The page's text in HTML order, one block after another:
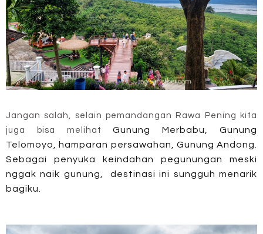
Jangan salah, selain pemandangan Rawa Pening kita
juga bisa melihatGunung Merbabu, Gunung
Telomoyo, hamparan persawahan, Gunung Andong.
Sebagai penyuka keindahan pegunungan meski
nggak naik gunung, destinasi ini sungguh menarik
bagiku.